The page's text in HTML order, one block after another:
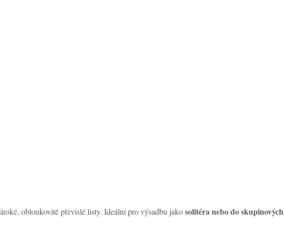
obloukovitě převislé listy. Ideální pro výsadbu jakosolitéra nebo do